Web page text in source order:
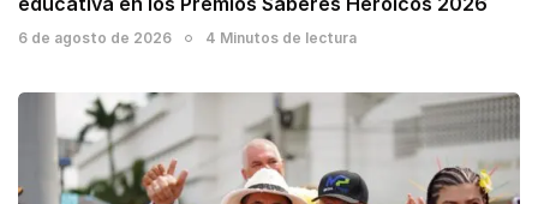
6 de agosto de 2026 4 Minutos de lectura